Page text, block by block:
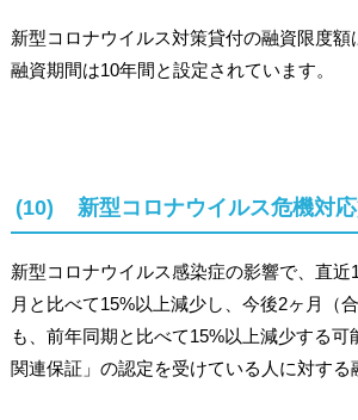
新型コロナウイルス対策貸付の融資限度額
融資期間は10年間と設定されています。
(10) 新型コロナウイルス危機対
新型コロナウイルス感染症の影響で、直近
月と比べて15%以上減少し、今後2ヶ月（
も、前年同期と比べて15%以上減少する可
関連保証」の認定を受けている人に対する